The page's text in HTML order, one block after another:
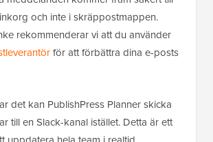
och inte i skräppostmappen.
rekommenderar vi att du använder
för att förbättra dina e-posts
det kan PublishPress Planner skicka
till en Slack-kanal istället. Detta är ett